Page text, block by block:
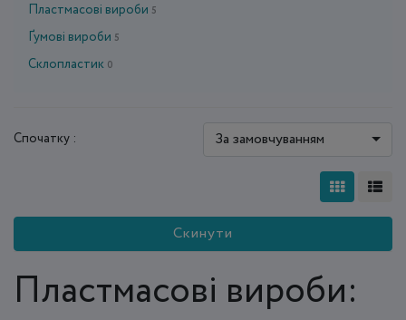
Пластмасові вироби 5
Ґумові вироби 5
Склопластик 0
Спочатку : За замовчуванням
Скинути
Пластмасові вироби: